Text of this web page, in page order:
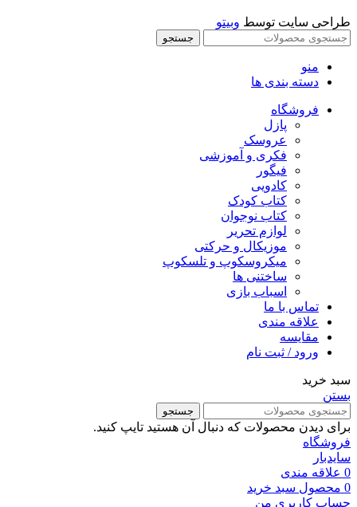
طراحی سایت توسط وبیتو
جستجو
منو
دسته بندی ها
فروشگاه
پازل
عروسک
فکری و آموزشی
فیگور
کادویی
کتاب کودک
کتاب نوجوان
لوازم تحریر
موزیکال و حرکتی
میکروسکوپ و تلسکوپ
ساختنی ها
اسباب بازی
تماس با ما
علاقه مندی
مقایسه
ورود / ثبت نام
سبد خرید
بستن
جستجو
برای دیدن محصولات که دنبال آن هستید تایپ کنید.
فروشگاه
سایدبار
0 علاقه مندی
0 محصول سبد خرید
حساب کاربری من